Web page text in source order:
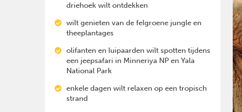
driehoek wilt ontdekken
wilt genieten van de felgroene jungle en
theeplantages
olifanten en luipaarden wilt spotten tijdens
een jeepsafari in Minneriya NP en Yala
National Park
enkele dagen wilt relaxen op een tropisch
strand